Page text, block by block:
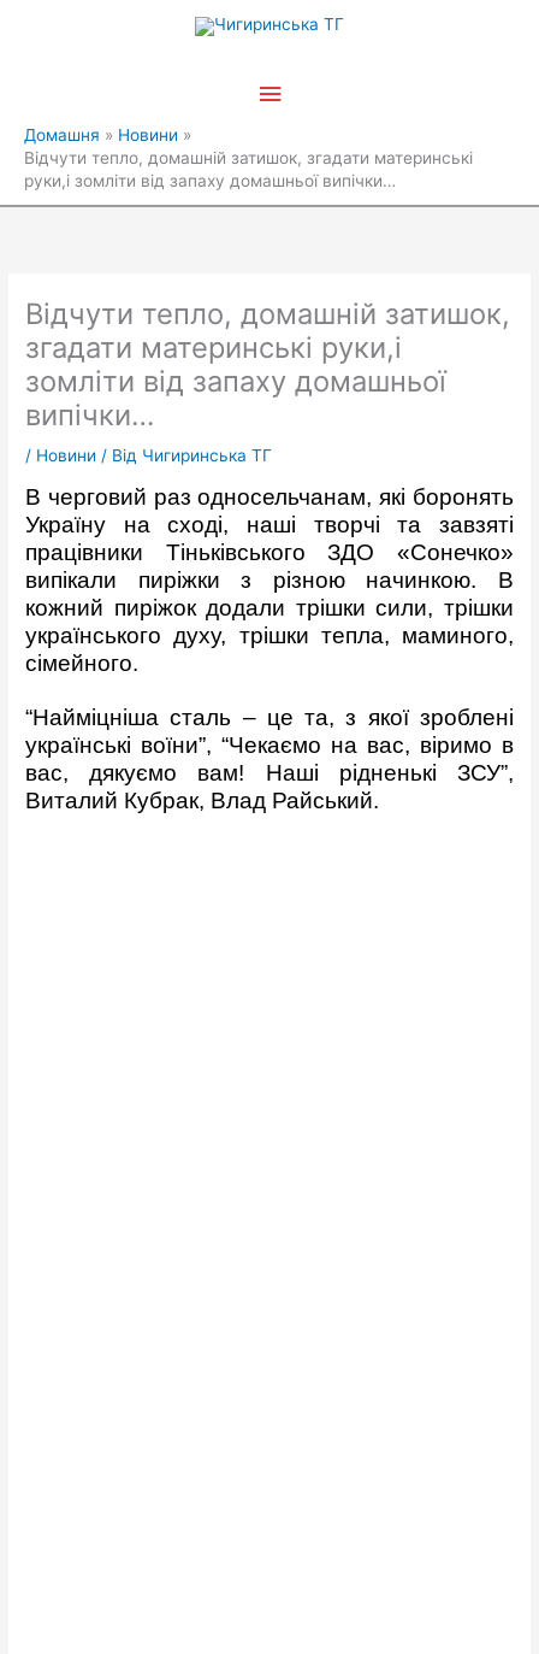
Головне
Домашня
Новини
Відчути тепло, домашній затишок, згадати материнські
руки,і зомліти від запаху домашньої випічки…
Відчути тепло, домашній затишок,
згадати материнські руки,і
зомліти від запаху домашньої
випічки…
/ Новини / Від Чигиринська ТГ
В черговий раз односельчанам, які боронять
Україну на сході, наші творчі та завзяті
працівники Тіньківського ЗДО «Сонечко»
випікали пиріжки з різною начинкою. В
кожний пиріжок додали трішки сили, трішки
українського духу, трішки тепла, маминого,
сімейного.
“Найміцніша сталь – це та, з якої зроблені
українські воїни”,“Чекаємо на вас, віримо в
вас, дякуємо вам! Наші рідненькі ЗСУ”,
Виталий Кубрак, Влад Райський.